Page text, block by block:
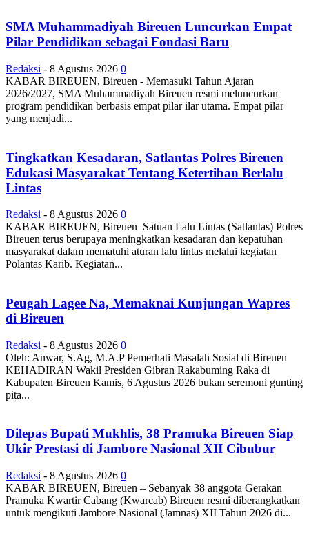
SMA Muhammadiyah Bireuen Luncurkan Empat
Pilar Pendidikan sebagai Fondasi Baru
Redaksi - 8 Agustus 2026 0
KABAR BIREUEN, Bireuen - Memasuki Tahun Ajaran
2026/2027, SMA Muhammadiyah Bireuen resmi meluncurkan
program pendidikan berbasis empat pilar ilar utama. Empat pilar
yang menjadi...
Tingkatkan Kesadaran, Satlantas Polres Bireuen
Edukasi Masyarakat Tentang Ketertiban Berlalu
Lintas
Redaksi - 8 Agustus 2026 0
KABAR BIREUEN, Bireuen–Satuan Lalu Lintas (Satlantas) Polres
Bireuen terus berupaya meningkatkan kesadaran dan kepatuhan
masyarakat dalam mematuhi aturan lalu lintas melalui kegiatan
Polantas Karib. Kegiatan...
Peugah Lagee Na, Memaknai Kunjungan Wapres
di Bireuen
Redaksi - 8 Agustus 2026 0
Oleh: Anwar, S.Ag, M.A.P Pemerhati Masalah Sosial di Bireuen
KEHADIRAN Wakil Presiden Gibran Rakabuming Raka di
Kabupaten Bireuen Kamis, 6 Agustus 2026 bukan seremoni gunting
pita...
Dilepas Bupati Mukhlis, 38 Pramuka Bireuen Siap
Ukir Prestasi di Jambore Nasional XII Cibubur
Redaksi - 8 Agustus 2026 0
KABAR BIREUEN, Bireuen – Sebanyak 38 anggota Gerakan
Pramuka Kwartir Cabang (Kwarcab) Bireuen resmi diberangkatkan
untuk mengikuti Jambore Nasional (Jamnas) XII Tahun 2026 di...